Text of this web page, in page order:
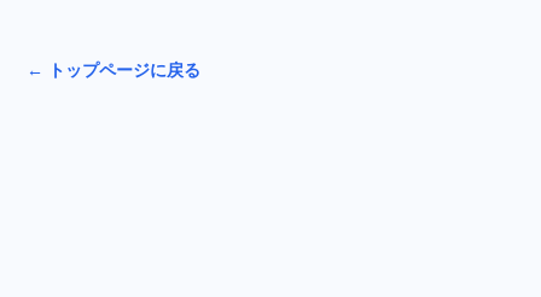
← トップページに戻る